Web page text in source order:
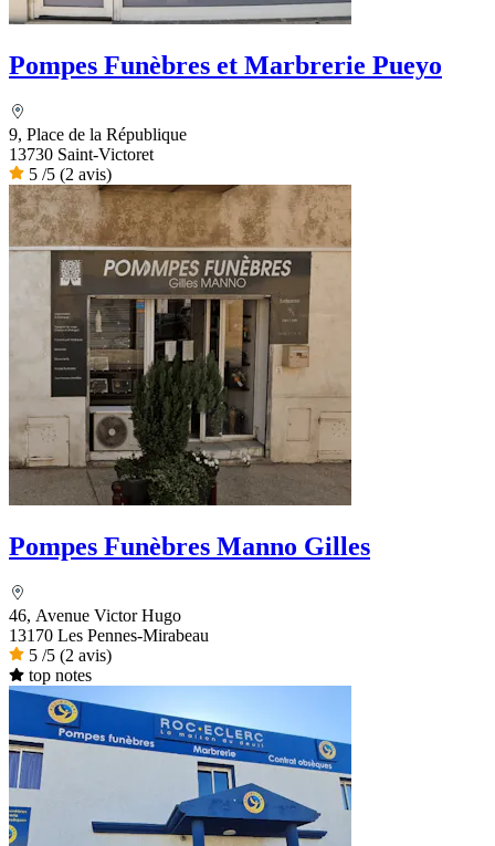
Pompes Funèbres et Marbrerie Pueyo
9, Place de la République
13730 Saint-Victoret
5 /5 (2 avis)
Pompes Funèbres Manno Gilles
46, Avenue Victor Hugo
13170 Les Pennes-Mirabeau
5 /5 (2 avis)
top notes